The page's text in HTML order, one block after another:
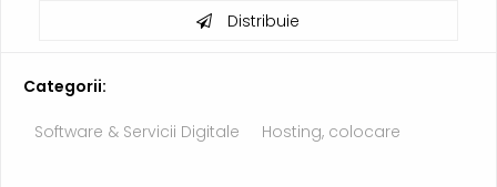
Distribuie
Categorii:
Software & Servicii Digitale Hosting, colocare